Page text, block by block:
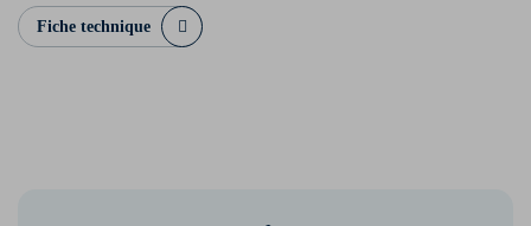
Fiche technique